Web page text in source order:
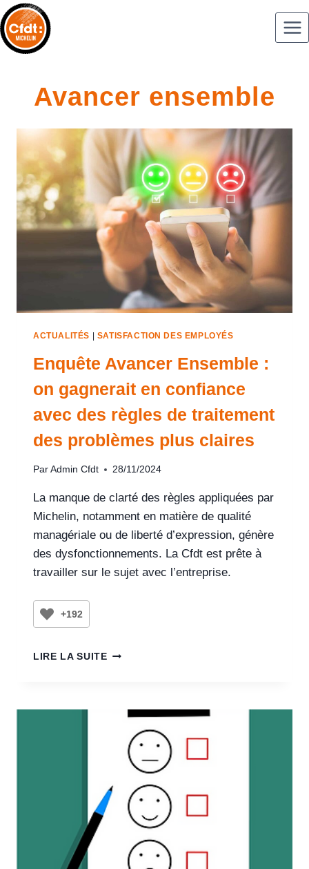
Avancer ensemble
ACTUALITÉS | SATISFACTION DES EMPLOYÉS
Enquête Avancer Ensemble :
on gagnerait en confiance
avec des règles de traitement
des problèmes plus claires
Par Admin Cfdt 28/11/2024
La manque de clarté des règles appliquées par
Michelin, notamment en matière de qualité
managériale ou de liberté d’expression, génère
des dysfonctionnements. La Cfdt est prête à
travailler sur le sujet avec l’entreprise.
+192
LIRE LA SUITE